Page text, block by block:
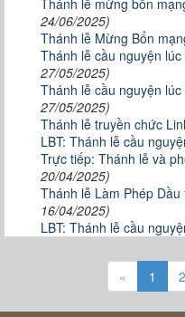
Thánh lễ mừng bổn
24/06/2025)
Thánh lễ Mừng Bổn
Thánh lễ cầu nguyện
27/05/2025)
Thánh lễ cầu nguyện
27/05/2025)
Thánh lễ truyền chức
LBT: Thánh lễ cầu
Trực tiếp: Thánh lễ và
20/04/2025)
Thánh lễ Làm Phép
16/04/2025)
LBT: Thánh lễ cầu
« 1 2